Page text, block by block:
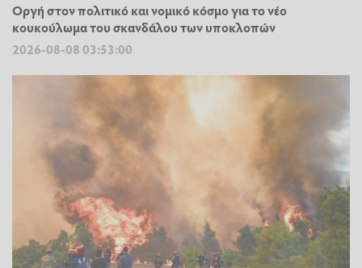
Οργή στον πολιτικό και νομικό κόσμο για το νέο
κουκούλωμα του σκανδάλου των υποκλοπών
2026-08-08 03:53:00